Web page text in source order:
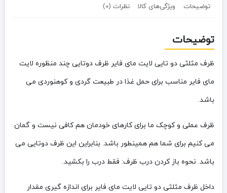
توضیحات ویژگی‌های کالا نظرات (0)
توضیحات
ظرف مثلثی دو تایی لایت مای فایر ظرف دوتایی چند منظوره لایت
مای فایر مناسب برای حمل غذا در طبیعت گردی و کوهنوردی می
باشد.
ظرف عملی و کوچک ما برای کارهای خودمان هم کافی نیست و گمان
می کنیم برای شما هم همینطور باشد. بنابراین این ظرف دوتایی می
باشد. نحوه باز کردن درب ظرف: فقط درب را بکشید.
داخل ظرف مثلثی دو تایی لایت مای فایر برای اندازه گیری مقدار